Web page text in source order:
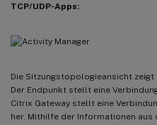
TCP/UDP-Apps:
Die Sitzungstopologieansicht
Der Endpunkt stellt eine
Citrix Gateway stellt eine
her. Mithilfe der Informationen aus